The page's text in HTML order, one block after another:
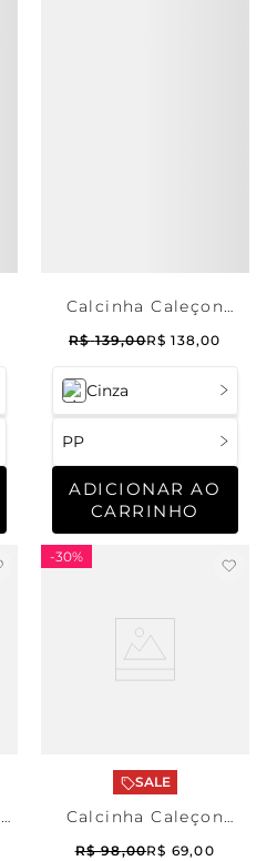
Cinza
PP
ADICIONAR AO
CARRINHO
Calcinha Caleçon
Flower Cotton
R$ 139,00R$ 138,00
-30%
SALE
Calcinha Caleçon
R$ 98,00R$ 69,00